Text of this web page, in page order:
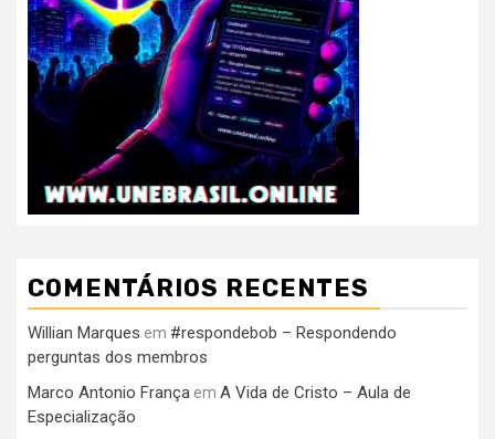
COMENTÁRIOS RECENTES
Willian Marques em #respondebob – Respondendo
perguntas dos membros
Marco Antonio França em A Vida de Cristo – Aula de
Especialização